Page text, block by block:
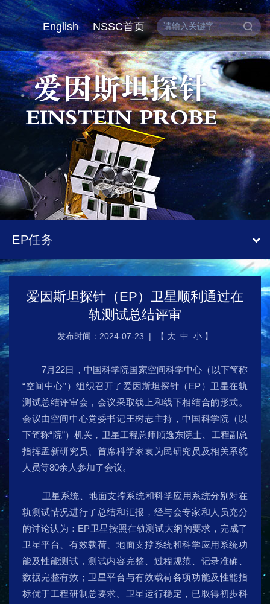
English NSSC首页
EP任务
爱因斯坦探针（EP）卫星顺利通过在
轨测试总结评审
发布时间： 2024-07-23 | 【 大 中 小 】
7月22日，中国科学院国家空间科学中心（以下简称
“空间中心”）组织召开了爱因斯坦探针（EP）卫星在轨
测试总结评审会，会议采取线上和线下相结合的形式。
会议由空间中心党委书记王树志主持，中国科学院（以
下简称“院”）机关，卫星工程总师顾逸东院士、工程副总
指挥孟新研究员、首席科学家袁为民研究员及相关系统
人员等80余人参加了会议。
卫星系统、地面支撑系统和科学应用系统分别对在
轨测试情况进行了总结和汇报，经与会专家和人员充分
的讨论认为：EP卫星按照在轨测试大纲的要求，完成了
卫星平台、有效载荷、地面支撑系统和科学应用系统功
能及性能测试，测试内容完整、过程规范、记录准确、
数据完整有效；卫星平台与有效载荷各项功能及性能指
标优于工程研制总要求。卫星运行稳定，已取得初步科